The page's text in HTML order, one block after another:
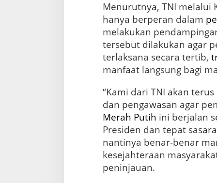
Menurutnya, TNI melalui
hanya berperan dalam
melakukan
tersebut dilakukan agar
terlaksana secara tertib,
manfaat langsung bagi
“Kami dari TNI akan
dan pengawasan agar
Merah Putih ini berjalan
Presiden dan tepat
nantinya benar-benar
kesejahteraan
peninjauan.